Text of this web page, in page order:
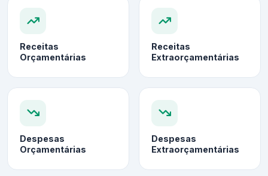
Receitas
Orçamentárias
Receitas
Extraorçamentárias
Despesas
Orçamentárias
Despesas
Extraorçamentárias